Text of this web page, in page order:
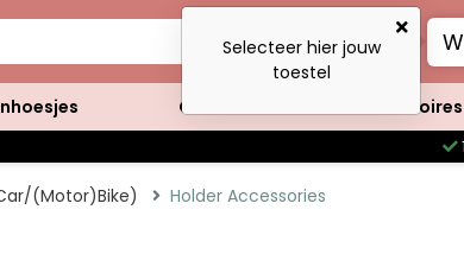
Clutches Accessoires
(Motor)Bike) Holder Accessories
Selecteer hier jouw
toestel